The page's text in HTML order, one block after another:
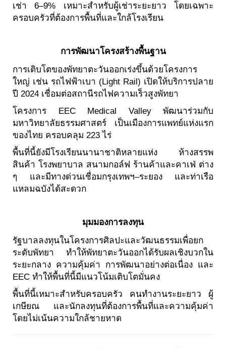
เช่า 6–9% เหมาะสำหรับผู้เช่าระยะยาว โดยเฉพาะ
ครอบครัวที่ต้องการพื้นที่และใกล้โรงเรียน
การพัฒนาโครงสร้างพื้นฐาน
การเติบโตของพัทยาตะวันออกเร่งขึ้นด้วยโครงการ
ใหญ่ เช่น รถไฟฟ้าเบา (Light Rail) เปิดให้บริการปลาย
ปี 2024 เชื่อมต่อสถานีรถไฟความเร็วสูงพัทยา
โครงการ EEC Medical Valley พัฒนาร่วมกับ
มหาวิทยาลัยธรรมศาสตร์ เป็นเมืองการแพทย์แห่งแรก
ของไทย ครอบคลุม 223 ไร่
พื้นที่นี้ยังมีโรงเรียนนานาชาติหลายแห่ง ห้างสรรพ
สินค้า โรงพยาบาล สนามกอล์ฟ ร้านค้าและคาเฟ่ ต่าง
ๆ และมีทางด่วนเชื่อมกรุงเทพฯ–ระยอง และท่าเรือ
แหลมฉบังได้สะดวก
มุมมองการลงทุน
รัฐบาลลงทุนในโครงการศิลปะและวัฒนธรรมเพื่อยก
ระดับพัทยา ทำให้พัทยาตะวันออกได้รับผลเชิงบวกใน
ระยะกลาง ความคุ้มค่า การพัฒนาอย่างต่อเนื่อง และ
EEC ทำให้พื้นที่นี้มีแนวโน้มเติบโตมั่นคง
พื้นที่นี้เหมาะสำหรับครอบครัว คนทำงานระยะยาว ผู้
เกษียณ และนักลงทุนที่ต้องการพื้นที่และความคุ้มค่า
โดยไม่เน้นความใกล้ชายหาด